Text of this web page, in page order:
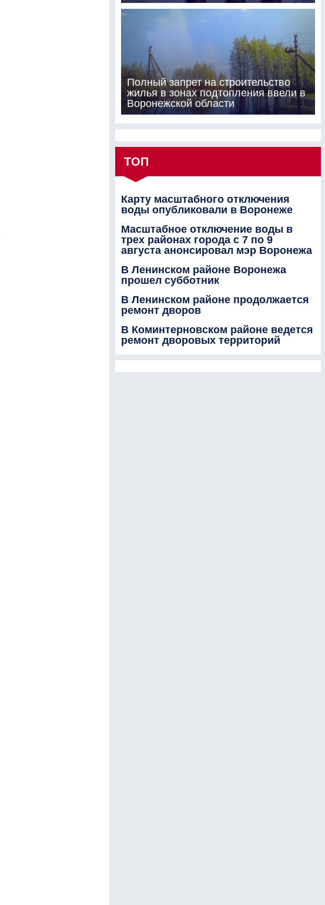
Полный запрет на строительство
жилья в зонах подтопления ввели в
Воронежской области
ТОП
Карту масштабного отключения
воды опубликовали в Воронеже
Масштабное отключение воды в
трех районах города с 7 по 9
августа анонсировал мэр Воронежа
В Ленинском районе Воронежа
прошел субботник
В Ленинском районе продолжается
ремонт дворов
В Коминтерновском районе ведется
ремонт дворовых территорий